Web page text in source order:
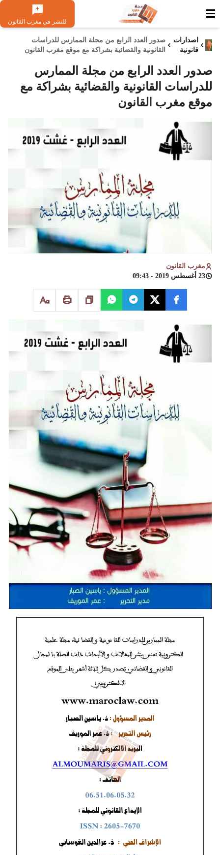
للنشر في مغرب القانون
اصدارات
قانونية
صدور العدد الرابع من مجلة الممارس للدراسات
القانونية والقضائية بشراكة مع موقع مغرب القانون
صدور العدد الرابع من مجلة الممارس
للدراسات القانونية والقضائية بشراكة مع
موقع مغرب القانون
مغرب القانون
23 أغسطس 2019 - 09:43